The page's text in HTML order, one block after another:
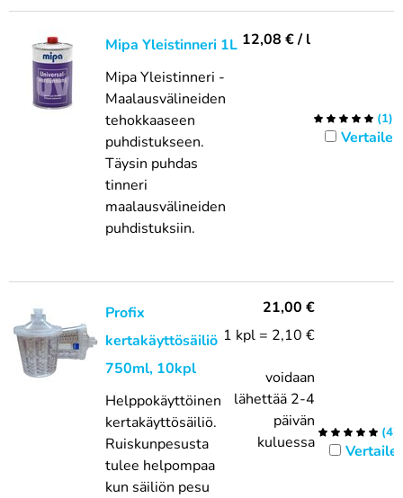
Mipa Yleistinneri 1L
Mipa Yleistinneri -
Maalausvälineiden
tehokkaaseen
puhdistukseen.
Täysin puhdas
tinneri
maalausvälineiden
puhdistuksiin.
12,08 €/ l
(1)
Vertaile
Profix
kertakäyttösäiliö
750ml, 10kpl
Helppokäyttöinen
kertakäyttösäiliö.
Ruiskunpesusta
tulee helpompaa
kun säiliön pesu
21,00 €
1 kpl = 2,10 €
voidaan
lähettää 2-4
päivän
kuluessa
(4)
Vertaile